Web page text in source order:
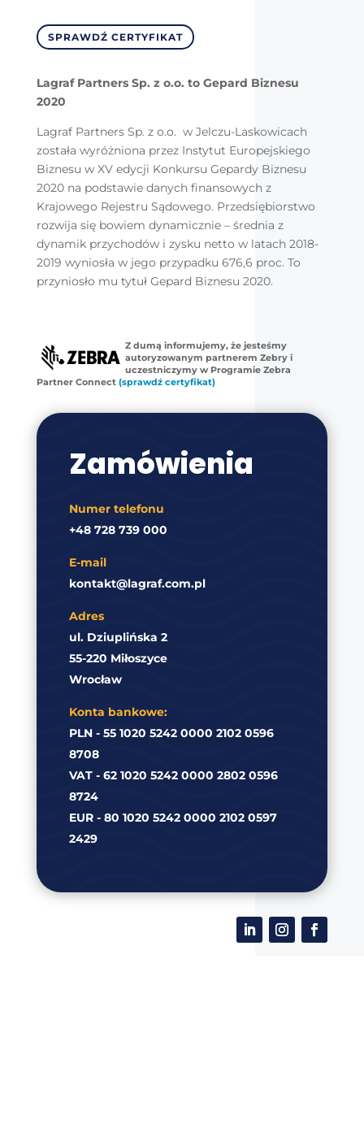
SPRAWDŹ CERTYFIKAT
Lagraf Partners Sp. z o.o. to Gepard Biznesu
2020
Lagraf Partners Sp. z o.o. w Jelczu-Laskowicach
została wyróżniona przez Instytut Europejskiego
Biznesu w XV edycji Konkursu Gepardy Biznesu
2020 na podstawie danych finansowych z
Krajowego Rejestru Sądowego. Przedsiębiorstwo
rozwija się bowiem dynamicznie – średnia z
dynamik przychodów i zysku netto w latach 2018-
2019 wyniosła w jego przypadku 676,6 proc. To
przyniosło mu tytuł Gepard Biznesu 2020.
Z dumą informujemy, że jesteśmy
autoryzowanym partnerem Zebry i
uczestniczymy w Programie Zebra
Partner Connect (sprawdź certyfikat)
Zamówienia
Numer telefonu
+48 728 739 000
E-mail
kontakt@lagraf.com.pl
Adres
ul. Dziuplińska 2
55-220 Miłoszyce
Wrocław
Konta bankowe:
PLN - 55 1020 5242 0000 2102 0596
8708
VAT - 62 1020 5242 0000 2802 0596
8724
EUR - 80 1020 5242 0000 2102 0597
2429